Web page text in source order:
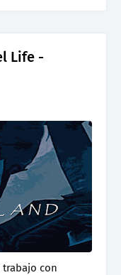
Life -
trabajo con